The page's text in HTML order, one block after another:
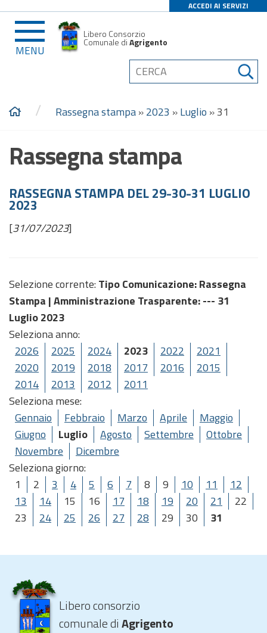
ACCEDI AI SERVIZI
MENU
Libero Consorzio
Comunale diAgrigento
/ Rassegna stampa»2023 »Luglio »31
Rassegna stampa
RASSEGNA STAMPA DEL 29-30-31 LUGLIO
2023
[31/07/2023]
Selezione corrente: Tipo Comunicazione: Rassegna
Stampa |Amministrazione Trasparente: --- 31
Luglio 2023
Seleziona anno:
2026
2025 2024 2023 2022
2021
2020
2019 2018 2017 2016
2015
2014
2013 2012
2011
Seleziona mese:
Gennaio
Febbraio Marzo Aprile
Maggio
Giugno
Luglio Agosto Settembre
Ottobre
Novembre
Dicembre
Seleziona giorno:
1
2 3 4 5 6 7 8 9 10 11
12
13
14 15 16 17 18 19 20 21
22
23
24 25 26 27 28 29 30 31
Libero consorzio
comunale diAgrigento